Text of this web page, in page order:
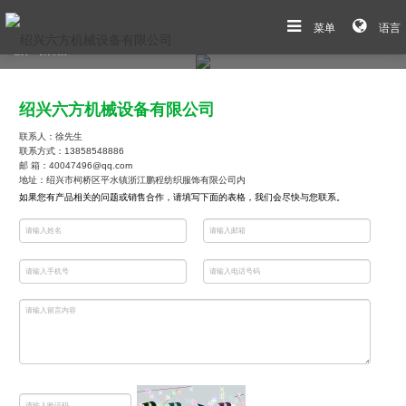
菜单 语言
绍兴六方机械设备有限公司
联系人：徐先生
联系方式：13858548886
邮 箱：40047496@qq.com
地址：绍兴市柯桥区平水镇浙江鹏程纺织服饰有限公司内
如果您有产品相关的问题或销售合作，请填写下面的表格，我们会尽快与您联系。